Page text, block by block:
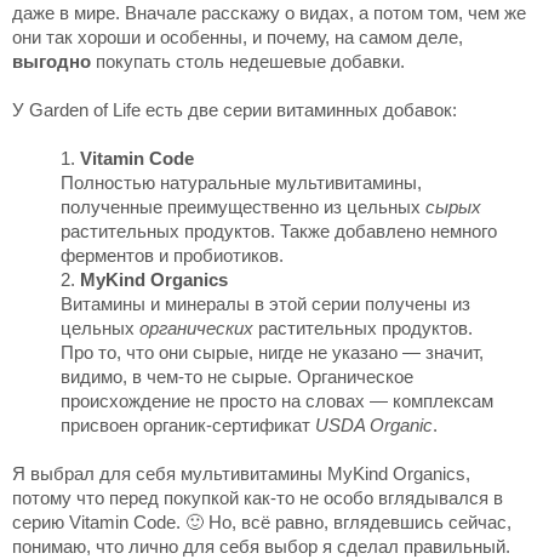
даже в мире. Вначале расскажу о видах, а потом том, чем же
они так хороши и особенны, и почему, на самом деле,
выгодно покупать столь недешевые добавки.
У Garden of Life есть две серии витаминных добавок:
Vitamin Code
Полностью натуральные мультивитамины,
полученные преимущественно из цельных сырых
растительных продуктов. Также добавлено немного
ферментов и пробиотиков.
MyKind Organics
Витамины и минералы в этой серии получены из
цельных органических растительных продуктов.
Про то, что они сырые, нигде не указано — значит,
видимо, в чем-то не сырые. Органическое
происхождение не просто на словах — комплексам
присвоен органик-сертификат USDA Organic.
Я выбрал для себя мультивитамины MyKind Organics,
потому что перед покупкой как-то не особо вглядывался в
серию Vitamin Code. 🙂 Но, всё равно, вглядевшись сейчас,
понимаю, что лично для себя выбор я сделал правильный.